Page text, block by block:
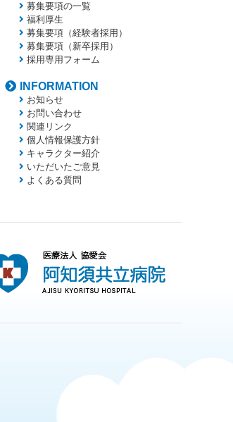
募集要項の一覧
福利厚生
募集要項（経験者採用）
募集要項（新卒採用）
採用専用フォーム
INFORMATION
お知らせ
お問い合わせ
関連リンク
個人情報保護方針
キャラクター紹介
いただいたご意見
よくある質問